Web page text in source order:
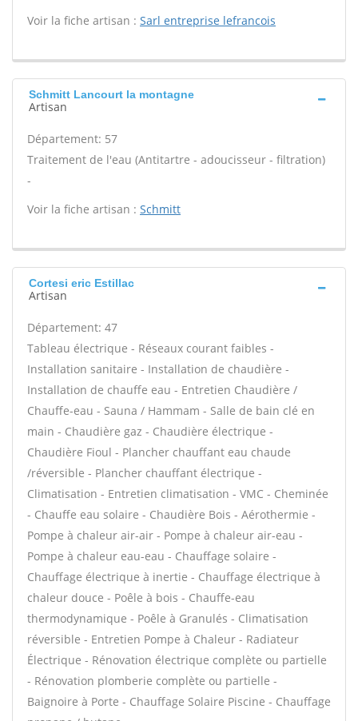
Voir la fiche artisan : Sarl entreprise lefrancois
Schmitt Lancourt la montagne
Artisan
Département: 57
Traitement de l'eau (Antitartre - adoucisseur - filtration)
-
Voir la fiche artisan : Schmitt
Cortesi eric Estillac
Artisan
Département: 47
Tableau électrique - Réseaux courant faibles -
Installation sanitaire - Installation de chaudière -
Installation de chauffe eau - Entretien Chaudière /
Chauffe-eau - Sauna / Hammam - Salle de bain clé en
main - Chaudière gaz - Chaudière électrique -
Chaudière Fioul - Plancher chauffant eau chaude
/réversible - Plancher chauffant électrique -
Climatisation - Entretien climatisation - VMC - Cheminée
- Chauffe eau solaire - Chaudière Bois - Aérothermie -
Pompe à chaleur air-air - Pompe à chaleur air-eau -
Pompe à chaleur eau-eau - Chauffage solaire -
Chauffage électrique à inertie - Chauffage électrique à
chaleur douce - Poêle à bois - Chauffe-eau
thermodynamique - Poêle à Granulés - Climatisation
réversible - Entretien Pompe à Chaleur - Radiateur
Électrique - Rénovation électrique complète ou partielle
- Rénovation plomberie complète ou partielle -
Baignoire à Porte - Chauffage Solaire Piscine - Chauffage